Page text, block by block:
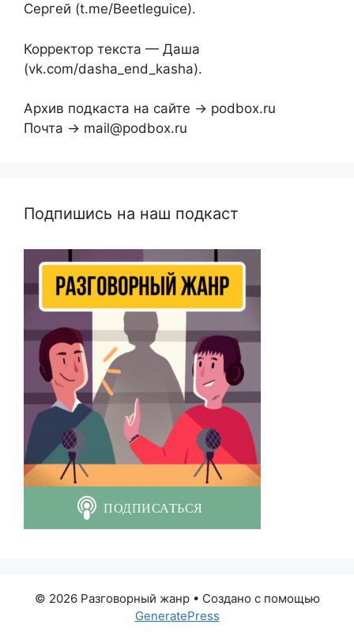
Сергей (t.me/Beetleguice).
Корректор текста — Даша
(vk.com/dasha_end_kasha).
Архив подкаста на сайте → podbox.ru
Почта → mail@podbox.ru
Подпишись на наш подкаст
© 2026 Разговорный жанр• Создано с помощью
GeneratePress